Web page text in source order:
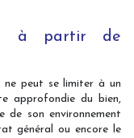
à partir de
ne peut se limiter à un
approfondie du bien,
de son environnement
général ou encore le